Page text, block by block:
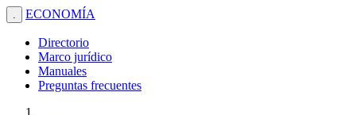
. ECONOMÍA
Directorio
Marco jurídico
Manuales
Preguntas frecuentes